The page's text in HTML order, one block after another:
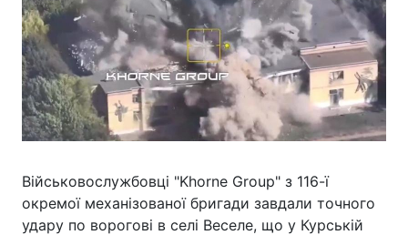
Військовослужбовці "Khorne Group" з 116-ї
окремої механізованої бригади завдали точного
удару по ворогові в селі Веселе, що у Курській